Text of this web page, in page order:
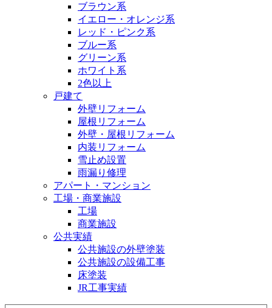
ブラウン系
イエロー・オレンジ系
レッド・ピンク系
ブルー系
グリーン系
ホワイト系
2色以上
戸建て
外壁リフォーム
屋根リフォーム
外壁・屋根リフォーム
内装リフォーム
雪止め設置
雨漏り修理
アパート・マンション
工場・商業施設
工場
商業施設
公共実績
公共施設の外壁塗装
公共施設の設備工事
床塗装
JR工事実績